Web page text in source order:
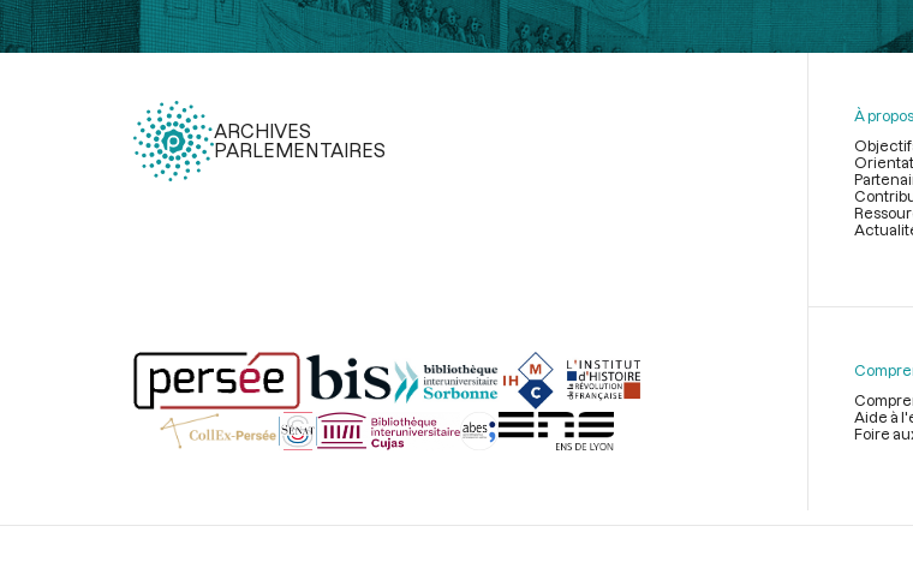
ARCHIVES
PARLEMENTAIRES
page
À propos
Aide à
Foire
Légal